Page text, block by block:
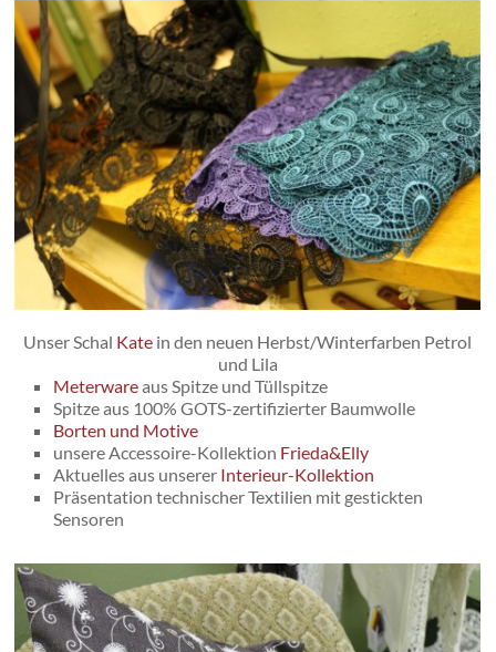
Unser Schal Kate in den neuen Herbst/Winterfarben Petrol
und Lila
Meterwareaus Spitze und Tüllspitze
Spitze aus 100% GOTS-zertifizierter Baumwolle
Borten und Motive
unsere Accessoire-Kollektion Frieda&Elly
Aktuelles aus unserer Interieur-Kollektion
Präsentation technischer Textilien mit gestickten
Sensoren